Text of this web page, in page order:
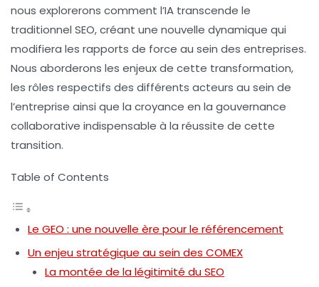
nous explorerons comment l’IA transcende le
traditionnel SEO, créant une nouvelle dynamique qui
modifiera les rapports de force au sein des entreprises.
Nous aborderons les enjeux de cette transformation,
les rôles respectifs des différents acteurs au sein de
l’entreprise ainsi que la croyance en la gouvernance
collaborative indispensable à la réussite de cette
transition.
Table of Contents
Le GEO : une nouvelle ère pour le référencement
Un enjeu stratégique au sein des COMEX
La montée de la légitimité du SEO